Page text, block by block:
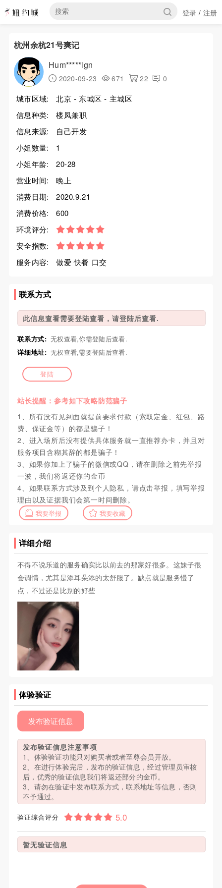
登录 / 注册
杭州余杭21号爽记
Hum*****ign
2020-09-23 671 22 0
城市区域:
北京 - 东城区 - 主城区
信息种类:
楼凤兼职
信息来源:
自己开发
小姐数量:
1
小姐年龄:
20-28
营业时间:
晚上
消费日期:
2020.9.21
消费价格:
600
环境评分:
安全指数:
服务内容:
做爱 快餐 口交
联系方式
此信息查看需要登陆查看，请登陆后查看.
联系方式: 无权查看,你需登陆后查看.
详细地址: 无权查看,需要登陆后查看.
登陆
站长提醒：参考如下攻略防范骗子
1、所有没有见到面就提前要求付款（索取定金、红包、路
费、保证金等）的都是骗子！
2、进入场所后没有提供具体服务就一直推荐办卡，并且对
服务项目含糊其辞的都是骗子！
3、如果你加上了骗子的微信或QQ，请在删除之前先举报
一波，我们将返还你的金币
4、如果联系方式涉及到个人隐私，请点击举报，填写举报
理由以及证据我们会第一时间删除。
我要举报 我要收藏
详细介绍
不得不说乐道的服务确实比以前去的那家好很多。这妹子很
会调情，尤其是添耳朵添的太舒服了。缺点就是服务慢了
点，不过还是比别的好些
体验验证
发布验证信息
发布验证信息注意事项
1、体验验证功能只对购买者或者至尊会员开放。
2、在进行体验完后，发布的验证信息，经过管理员审核
后，优秀的验证信息我们将返还部分的金币。
3、请勿在验证中发布联系方式，联系地址等信息，否则
不予通过。
验证综合评分
暂无验证信息